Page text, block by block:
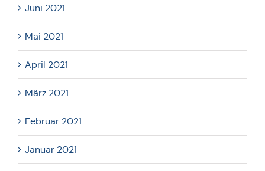
Juni 2021
Mai 2021
April 2021
März 2021
Februar 2021
Januar 2021